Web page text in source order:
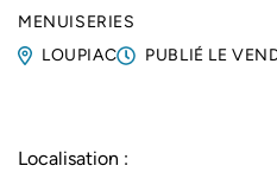
MENUISERIES
LOUPIAC
PUBLIÉ LE
Localisation :